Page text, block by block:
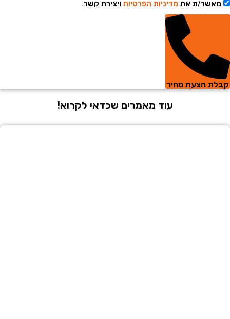
ת אתמדיניות הפרטיותויצירת קשר.
הצעת מחיר
עוד מאמרים שכדאי לקרוא!